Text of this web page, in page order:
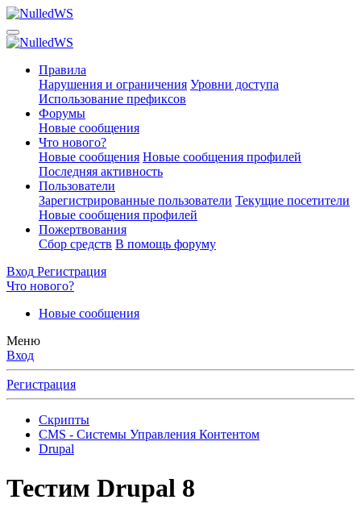
Правила
Нарушения и ограничения Уровни доступа
Использование префиксов
Форумы
Новые сообщения
Что нового?
Новые сообщения Новые сообщения профилей
Последняя активность
Пользователи
Зарегистрированные пользователи Текущие посетители
Новые сообщения профилей
Пожертвования
Сбор средств В помощь форуму
Вход Регистрация
Что нового?
Новые сообщения
Меню
Вход
Регистрация
Скрипты
CMS - Системы Управления Контентом
Drupal
Тестим Drupal 8